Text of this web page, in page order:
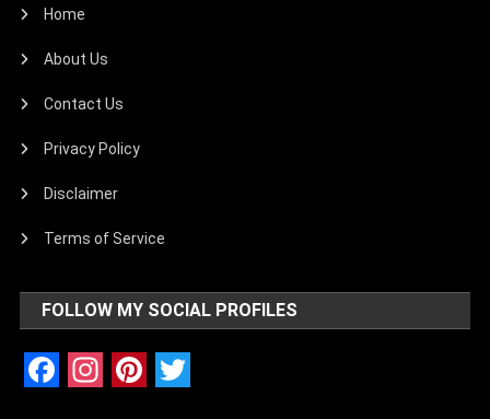
Home
About Us
Contact Us
Privacy Policy
Disclaimer
Terms of Service
FOLLOW MY SOCIAL PROFILES